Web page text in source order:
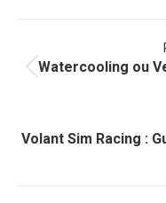
Watercooling ou
Volant Sim Racing :